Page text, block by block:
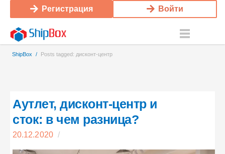
Регистрация Войти
ShipBox / Posts tagged: дисконт-центр
Аутлет, дисконт-центр и
сток: в чем разница?
20.12.2020 /